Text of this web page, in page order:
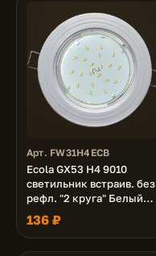
Арт. FW31H4ECB
Ecola GX53 H4 9010
светильник встраив. без
рефл. "2 круга" Белый
43x115 (к+)
136 ₽